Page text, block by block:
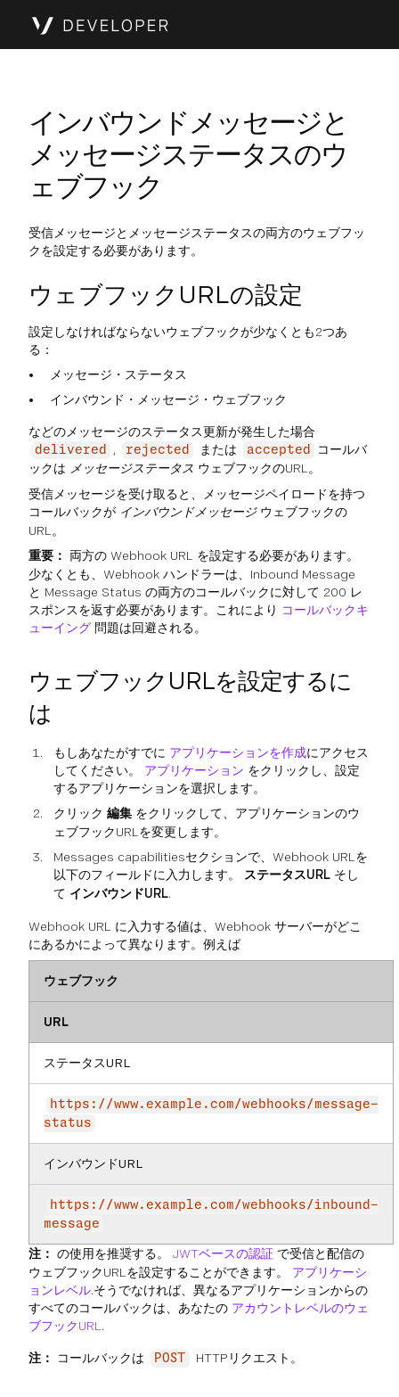
インバウンドメッセージと
メッセージステータスのウ
ェブフック
受信メッセージとメッセージステータスの両方のウェブフッ
クを設定する必要があります。
ウェブフックURLの設定
設定しなければならないウェブフックが少なくとも2つあ
る：
メッセージ・ステータス
インバウンド・メッセージ・ウェブフック
などのメッセージのステータス更新が発生した場合
delivered , rejected または accepted
コールバ
ックは メッセージステータス ウェブフックのURL。
受信メッセージを受け取ると、メッセージペイロードを持つ
コールバックが インバウンドメッセージウェブフックの
URL。
重要：
両方の Webhook URL を設定する必要があります。
少なくとも、Webhook ハンドラーは、Inbound Message
と Message Status の両方のコールバックに対して 200 レ
スポンスを返す必要があります。これにより コールバックキ
ューイング 問題は回避される。
ウェブフックURLを設定するに
は
もしあなたがすでに アプリケーションを作成にアクセス
してください。 アプリケーション をクリックし、設定
するアプリケーションを選択します。
クリック 編集 をクリックして、アプリケーションのウ
ェブフックURLを変更します。
Messages capabilitiesセクションで、Webhook URLを
以下のフィールドに入力します。
ステータスURL そし
て インバウンドURL.
Webhook URL に入力する値は、Webhook サーバーがどこ
にあるかによって異なります。例えば
ウェブフック
URL
ステータスURL
https://www.example.com/webhooks/message-
status
インバウンドURL
https://www.example.com/webhooks/inbound-
message
注： の使用を推奨する。 JWTベースの認証 で受信と配信の
ウェブフックURLを設定することができます。 アプリケーシ
ョンレベル.そうでなければ、異なるアプリケーションからの
すべてのコールバックは、あなたの アカウントレベルのウェ
ブフックURL .
注： コールバックは POST HTTPリクエスト。